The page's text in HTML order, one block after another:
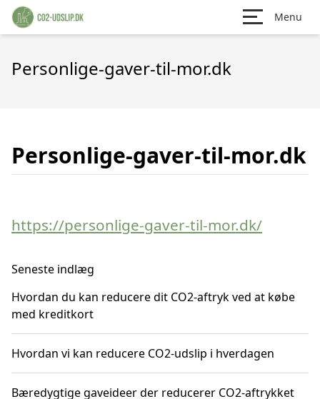
Menu
Personlige-gaver-til-mor.dk
Personlige-gaver-til-mor.dk
https://personlige-gaver-til-mor.dk/
Seneste indlæg
Hvordan du kan reducere dit CO2-aftryk ved at købe
med kreditkort
Hvordan vi kan reducere CO2-udslip i hverdagen
Bæredygtige gaveideer der reducerer CO2-aftrykket